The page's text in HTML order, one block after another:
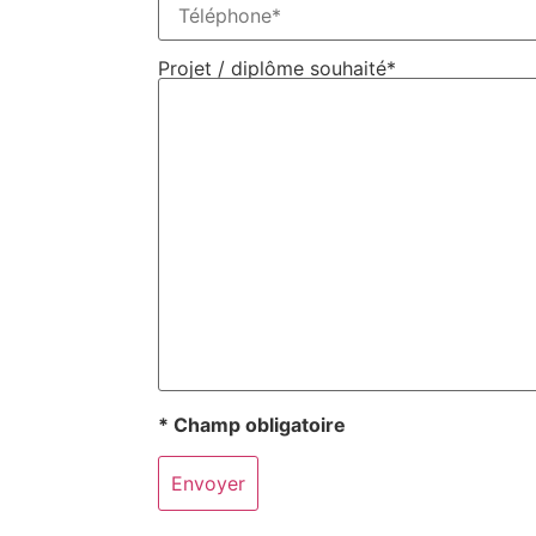
Projet / diplôme souhaité*
* Champ obligatoire